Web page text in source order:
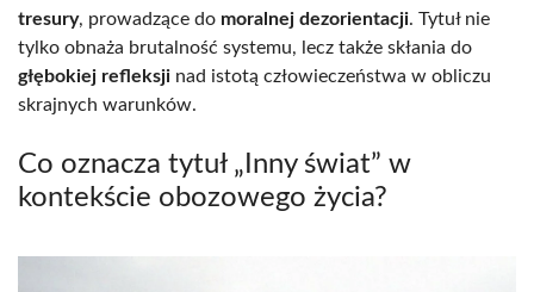
tresury, prowadzące do moralnej dezorientacji. Tytuł nie
tylko obnaża brutalność systemu, lecz także skłania do
głębokiej refleksji nad istotą człowieczeństwa w obliczu
skrajnych warunków.
Co oznacza tytuł „Inny świat” w
kontekście obozowego życia?